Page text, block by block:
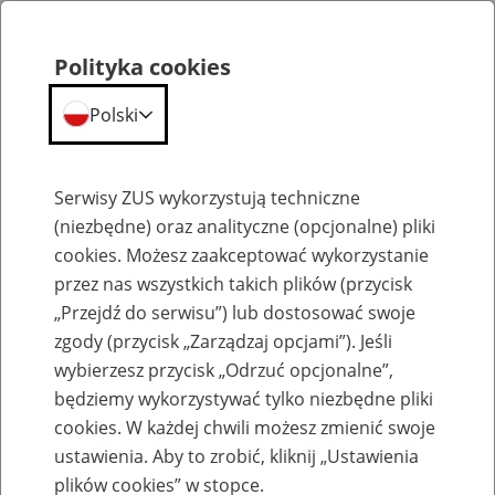
Emerytury
Baza zlikwidowanych lub
przekształconych zakładów pracy
Polityka cookies
Polski
Serwisy ZUS wykorzystują techniczne
(niezbędne) oraz analityczne (opcjonalne) pliki
cookies. Możesz zaakceptować wykorzystanie
przez nas wszystkich takich plików (przycisk
„Przejdź do serwisu”) lub dostosować swoje
zgody (przycisk „Zarządzaj opcjami”). Jeśli
wybierzesz przycisk „Odrzuć opcjonalne”,
będziemy wykorzystywać tylko niezbędne pliki
cookies. W każdej chwili możesz zmienić swoje
ustawienia. Aby to zrobić, kliknij „Ustawienia
plików cookies” w stopce.